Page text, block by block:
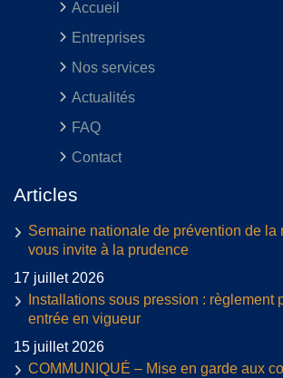
Accueil
Entreprises
Nos services
Actualités
FAQ
Contact
Articles
Semaine nationale de prévention de la
vous invite à la prudence
17 juillet 2026
Installations sous pression : règlement
entrée en vigueur
15 juillet 2026
COMMUNIQUÉ – Mise en garde aux